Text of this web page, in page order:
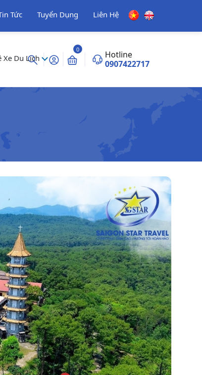
Tức Tuyển Dụng Liên Hệ
Xe Du Lịch
0
Hotline
0907422717